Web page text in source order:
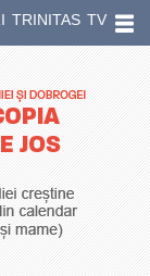
TRINITAS TV